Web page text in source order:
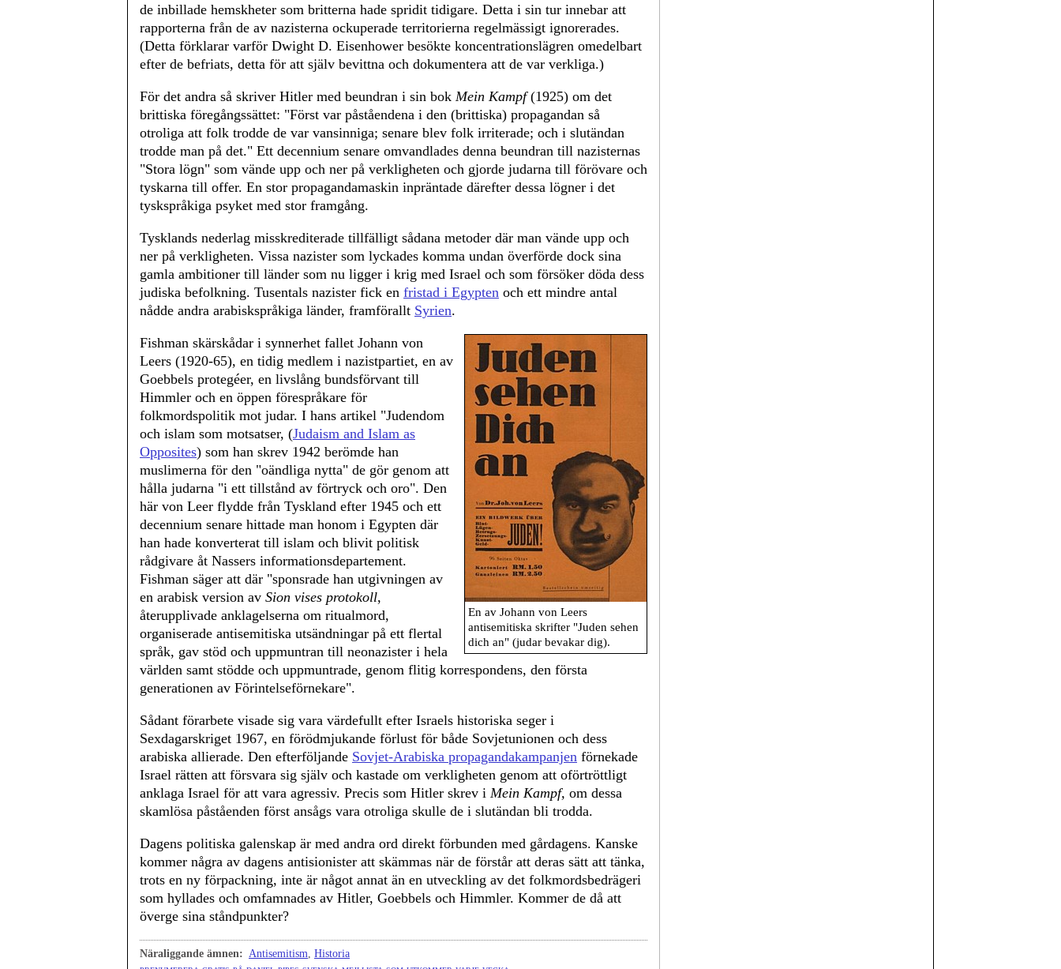
de inbillade hemskheter som britterna hade spridit tidigare. Detta i sin tur innebar att
rapporterna från de av nazisterna ockuperade territorierna regelmässigt ignorerades.
(Detta förklarar varför Dwight D. Eisenhower besökte koncentrationslägren omedelbart
efter de befriats, detta för att själv bevittna och dokumentera att de var verkliga.)
För det andra så skriver Hitler med beundran i sin bok Mein Kampf(1925) om det
brittiska föregångssättet: "Först var påståendena i den (brittiska) propagandan så
otroliga att folk trodde de var vansinniga; senare blev folk irriterade; och i slutändan
trodde man på det." Ett decennium senare omvandlades denna beundran till nazisternas
"Stora lögn" som vände upp och ner på verkligheten och gjorde judarna till förövare och
tyskarna till offer. En stor propagandamaskin inpräntade därefter dessa lögner i det
tyskspråkiga psyket med stor framgång.
Tysklands nederlag misskrediterade tillfälligt sådana metoder där man vände upp och
ner på verkligheten. Vissa nazister som lyckades komma undan överförde dock sina
gamla ambitioner till länder som nu ligger i krig med Israel och som försöker döda dess
judiska befolkning. Tusentals nazister fick en fristad i Egypten och ett mindre antal
nådde andra arabiskspråkiga länder, framförallt Syrien.
En av Johann von Leers
antisemitiska skrifter "Juden sehen
dich an" (judar bevakar dig).
Fishman skärskådar i synnerhet fallet Johann von
Leers (1920-65), en tidig medlem i nazistpartiet, en av
Goebbels protegéer, en livslång bundsförvant till
Himmler och en öppen förespråkare för
folkmordspolitik mot judar. I hans artikel "Judendom
och islam som motsatser, (Judaism and Islam as
Opposites) som han skrev 1942 berömde han
muslimerna för den "oändliga nytta" de gör genom att
hålla judarna "i ett tillstånd av förtryck och oro". Den
här von Leer flydde från Tyskland efter 1945 och ett
decennium senare hittade man honom i Egypten där
han hade konverterat till islam och blivit politisk
rådgivare åt Nassers informationsdepartement.
Fishman säger att där "sponsrade han utgivningen av
en arabisk version av Sion vises protokoll,
återupplivade anklagelserna om ritualmord,
organiserade antisemitiska utsändningar på ett flertal
språk, gav stöd och uppmuntran till neonazister i hela
världen samt stödde och uppmuntrade, genom flitig korrespondens, den första
generationen av Förintelseförnekare".
Sådant förarbete visade sig vara värdefullt efter Israels historiska seger i
Sexdagarskriget 1967, en förödmjukande förlust för både Sovjetunionen och dess
arabiska allierade. Den efterföljande Sovjet-Arabiska propagandakampanjen förnekade
Israel rätten att försvara sig själv och kastade om verkligheten genom att oförtröttligt
anklaga Israel för att vara agressiv. Precis som Hitler skrev i Mein Kampf, om dessa
skamlösa påståenden först ansågs vara otroliga skulle de i slutändan bli trodda.
Dagens politiska galenskap är med andra ord direkt förbunden med gårdagens. Kanske
kommer några av dagens antisionister att skämmas när de förstår att deras sätt att tänka,
trots en ny förpackning, inte är något annat än en utveckling av det folkmordsbedrägeri
som hyllades och omfamnades av Hitler, Goebbels och Himmler. Kommer de då att
överge sina ståndpunkter?
Näraliggande ämnen: Antisemitism Historia